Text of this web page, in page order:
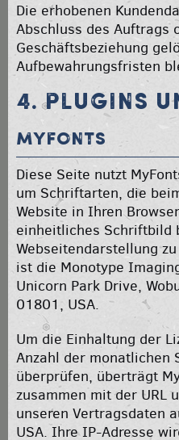
Die erhobenen
Abschluss des Auftrags
Geschäftsbeziehung
Aufbewahrungsfristen
4. PLUGINS
MyFonts
Diese Seite nutzt
um Schriftarten, die
Website in Ihren
einheitliches Schriftbild
Webseitendarstellung
ist die Monotype
Unicorn Park Drive,
01801, USA.
Um die Einhaltung der
Anzahl der monatlichen
überprüfen, überträgt
zusammen mit der URL
unseren Vertragsdaten
USA. Ihre IP-Adresse